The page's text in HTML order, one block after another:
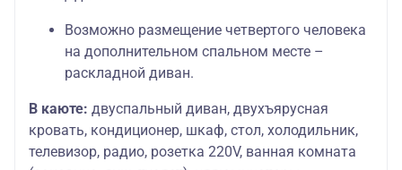
Возможно размещение четвертого человека
на дополнительном спальном месте –
раскладной диван.
В каюте: двуспальный диван, двухъярусная
кровать, кондиционер, шкаф, стол, холодильник,
телевизор, радио, розетка 220V, ванная комната